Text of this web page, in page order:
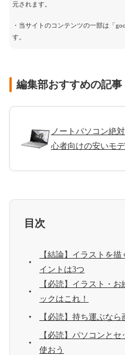
元されます。
・当サイトのコンテンツの一部は「
す。
編集部おすすめの記事
ノートパソコン絶
心者向けの安いモデ
目次
【結論】イラストを
イントは3つ
【必読】イラスト・
ックはこれ！
【必読】持ち運ぶな
【必読】パソコンと
使おう